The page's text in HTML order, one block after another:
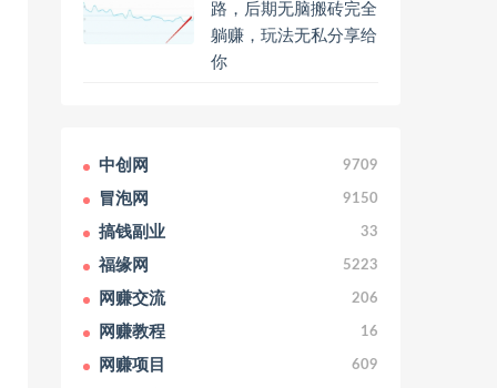
路，后期无脑搬砖完全
躺赚，玩法无私分享给
你
中创网 9709
冒泡网 9150
搞钱副业 33
福缘网 5223
网赚交流 206
网赚教程 16
网赚项目 609